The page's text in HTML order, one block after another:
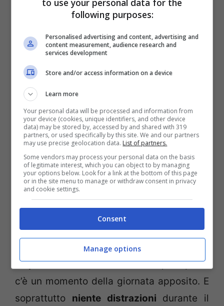
il suo cucchiainoe provare a vedere
deve stimolare lacuriosità, non reprimerla:
per questo è importante non essere
apprensive se il bambino all’inizio si
dimostra poco ricettivo verso il cibo.
Magari si può spostare il momento dello
svezzamento anche solo di una settimana:
per un bambino di sei mesi, che apprende
molto velocemente, è già un periodo
lunghissimo.
Attenzione però:
sperimentazione non
significa gioco. Il bambino deve imparare
fin da subito checiò che ha nel piatto non
è qualcosa con cui divertirsi: per quello
c’è un momento della giornata apposito. E
soprattutto niente distrazioni durante il
following purposes:
Personalised advertising and content, advertising and
content measurement, audience research and
services development
Store and/or access information on a device
Learn more
Your personal data will be processed and information from
your device (cookies, unique identifiers, and other device
data) may be stored by, accessed by and shared with 319
partners, or used specifically by this site. We and our partners
may use precise geolocation data. List of partners.
Some vendors may process your personal data on the basis
of legitimate interest, which you can object to by managing
your options below. Look for a link at the bottom of this page
or in the site menu to manage or withdraw consent in privacy
and cookie settings.
Consent
Manage options